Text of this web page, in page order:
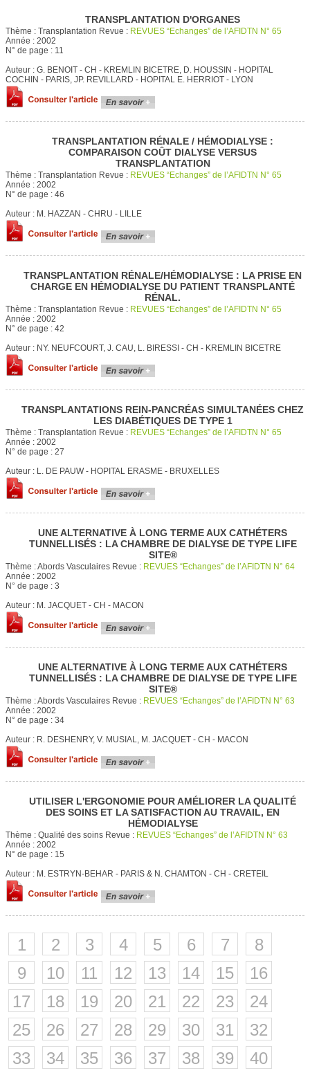
TRANSPLANTATION D'ORGANES
Thème : Transplantation Revue : REVUES “Echanges” de l’AFIDTN N° 65
Année : 2002
N° de page : 11
Auteur : G. BENOIT - CH - KREMLIN BICETRE, D. HOUSSIN - HOPITAL
COCHIN - PARIS, JP. REVILLARD - HOPITAL E. HERRIOT - LYON
TRANSPLANTATION RÉNALE / HÉMODIALYSE :
COMPARAISON COÛT DIALYSE VERSUS
TRANSPLANTATION
Thème : Transplantation Revue : REVUES “Echanges” de l’AFIDTN N° 65
Année : 2002
N° de page : 46
Auteur : M. HAZZAN - CHRU - LILLE
TRANSPLANTATION RÉNALE/HÉMODIALYSE : LA PRISE EN
CHARGE EN HÉMODIALYSE DU PATIENT TRANSPLANTÉ
RÉNAL.
Thème : Transplantation Revue : REVUES “Echanges” de l’AFIDTN N° 65
Année : 2002
N° de page : 42
Auteur : NY. NEUFCOURT, J. CAU, L. BIRESSI - CH - KREMLIN BICETRE
TRANSPLANTATIONS REIN-PANCRÉAS SIMULTANÉES CHEZ
LES DIABÉTIQUES DE TYPE 1
Thème : Transplantation Revue : REVUES “Echanges” de l’AFIDTN N° 65
Année : 2002
N° de page : 27
Auteur : L. DE PAUW - HOPITAL ERASME - BRUXELLES
UNE ALTERNATIVE À LONG TERME AUX CATHÉTERS
TUNNELLISÉS : LA CHAMBRE DE DIALYSE DE TYPE LIFE
SITE®
Thème :Abords Vasculaires Revue : REVUES “Echanges” de l’AFIDTN N° 64
Année : 2002
N° de page : 3
Auteur : M. JACQUET - CH - MACON
UNE ALTERNATIVE À LONG TERME AUX CATHÉTERS
TUNNELLISÉS : LA CHAMBRE DE DIALYSE DE TYPE LIFE
SITE®
Thème :Abords Vasculaires Revue : REVUES “Echanges” de l’AFIDTN N° 63
Année : 2002
N° de page : 34
Auteur : R. DESHENRY, V. MUSIAL, M. JACQUET - CH - MACON
UTILISER L'ERGONOMIE POUR AMÉLIORER LA QUALITÉ
DES SOINS ET LA SATISFACTION AU TRAVAIL, EN
HÉMODIALYSE
Thème : Qualité des soins Revue : REVUES “Echanges” de l’AFIDTN N° 63
Année : 2002
N° de page : 15
Auteur : M. ESTRYN-BEHAR - PARIS & N. CHAMTON - CH - CRETEIL
1 2 3 4 5 6 7
8
9
10 11 12 13 14 15
16
17
18 19 20 21 22 23
24
25
26 27 28 29 30 31
32
33
34 35 36 37 38 39
40